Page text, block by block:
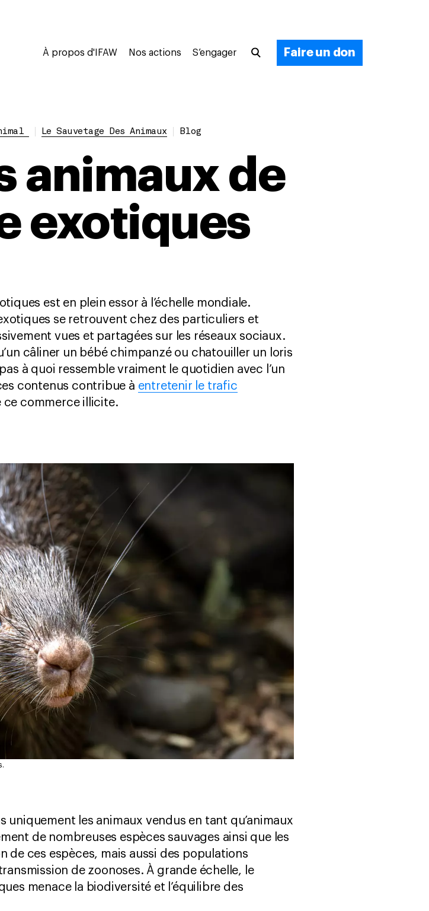
À propos d'IFAW Nos actions S’engager Faire un don
Le Sauvetage Des Animaux Blog
animaux de
exotiques
est en plein essor à l’échelle mondiale.
se retrouvent chez des particuliers et
vues et partagées sur les réseaux sociaux.
câliner un bébé chimpanzé ou chatouiller un loris
à quoi ressemble vraiment le quotidien avec l’un
contenus contribue à entretenir le trafic
ce commerce illicite.
uniquement les animaux vendus en tant qu’animaux
de nombreuses espèces sauvages ainsi que les
ces espèces, mais aussi des populations
de zoonoses. À grande échelle, le
menace la biodiversité et l’équilibre des